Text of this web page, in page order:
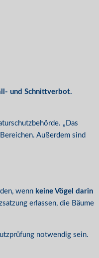
und Schnittverbot.
„Das
Außerdem sind
wenn keine Vögel darin
erlassen, die Bäume
notwendig sein.